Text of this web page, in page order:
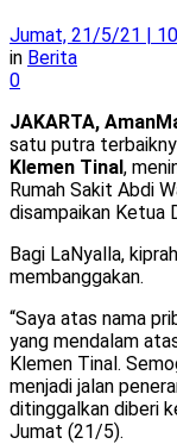
Jumat, 21/5/21 |
in Berita
0
JAKARTA,
satu putra
Klemen Tinal,
Rumah Sakit Abdi
disampaikan Ketua
Bagi LaNyalla,
membanggakan.
“Saya atas nama
yang mendalam
Klemen Tinal.
menjadi jalan
ditinggalkan diberi
Jumat (21/5).